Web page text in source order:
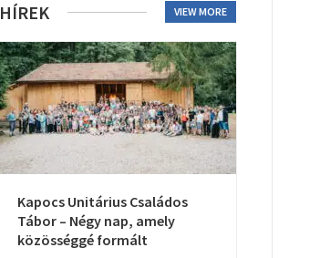
HÍREK VIEW MORE
Kapocs Unitárius Családos
Tábor – Négy nap, amely
közösséggé formált